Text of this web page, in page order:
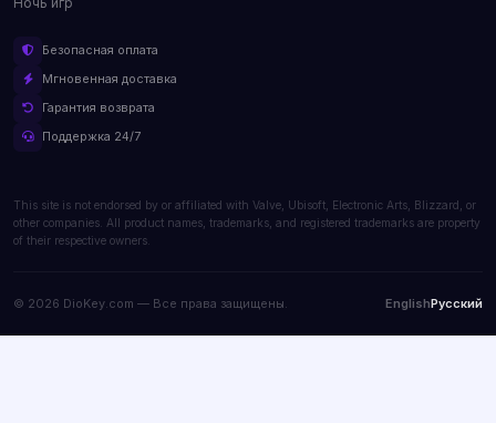
Безопасная оплата
Мгновенная доставка
Гарантия возврата
Поддержка 24/7
This site is not endorsed by or affiliated with Valve, Ubisoft, Electronic Arts, Blizzard, or
other companies. All product names, trademarks, and registered trademarks are property
of their respective owners.
© 2026 DioKey.com — Все права защищены. EnglishРусский